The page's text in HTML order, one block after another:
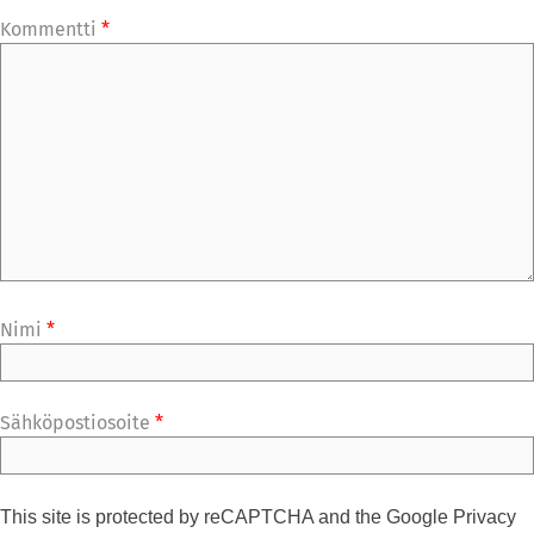
Kommentti *
Nimi *
Sähköpostiosoite *
This site is protected by reCAPTCHA and the Google Privacy